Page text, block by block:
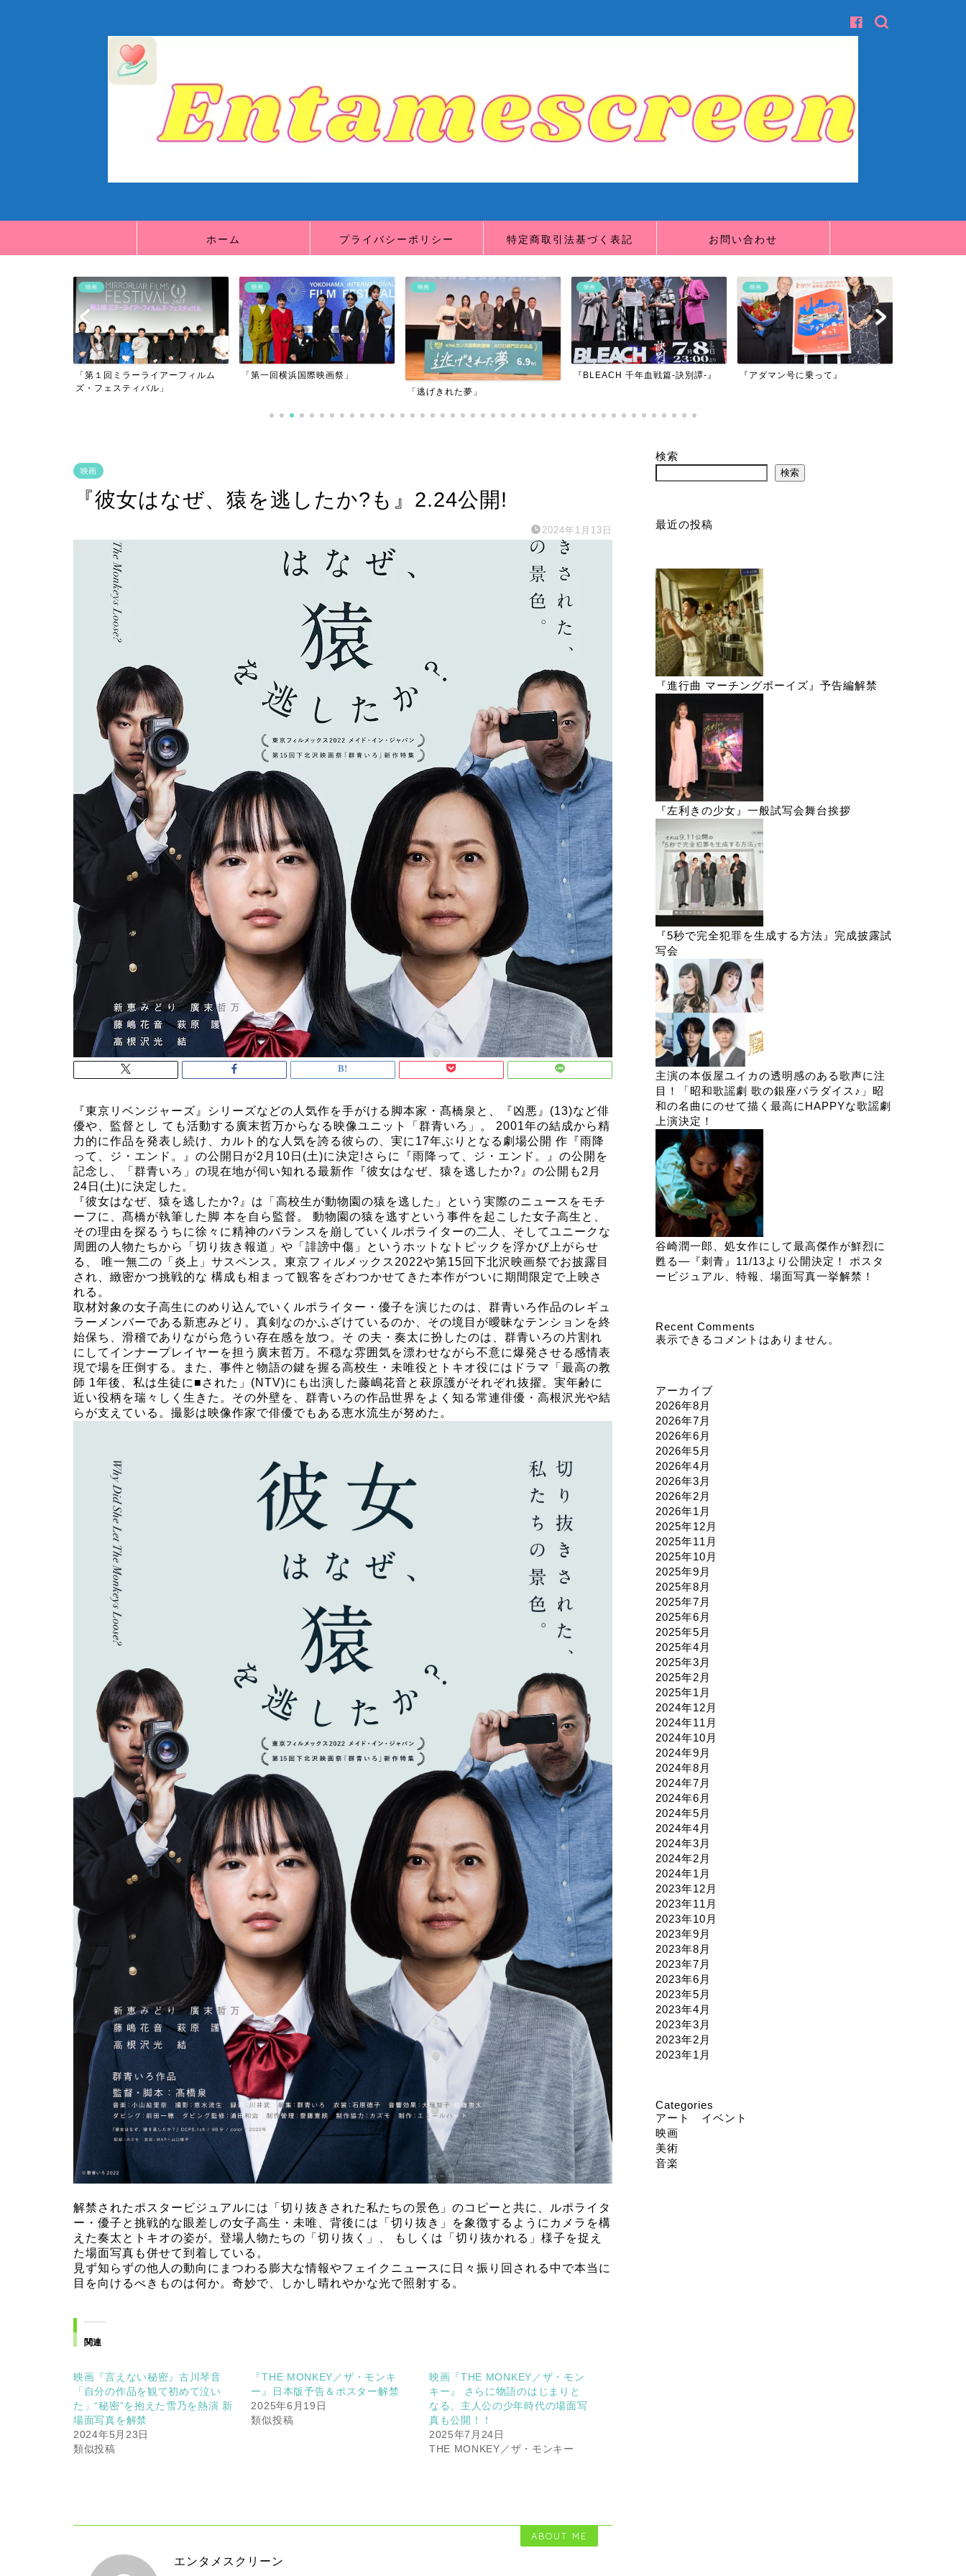
ホーム プライバシーポリシー 特定商取引法基づく表記 お問い合わせ
映画
「第一回横浜国際映画祭」
映画 映画
『BLEACH 千年血戦篇-訣別譚-』
映画
『アダマン号に乗って』
映画
『バイオハザード：デスアイラン
映画
『彼女はなぜ、猿を逃したか?も』2.24公開!
2024年1月13日
『東京リベンジャーズ』シリーズなどの人気作を手がける脚本家・髙橋泉と、『凶悪』(13)など俳
優や、監督とし ても活動する廣末哲万からなる映像ユニット「群⻘いろ」。 2001年の結成から精
力的に作品を発表し続け、カルト的な人気を誇る彼らの、実に17年ぶりとなる劇場公開 作『雨降
って、ジ・エンド。』の公開日が2月10日(土)に決定!さらに『雨降って、ジ・エンド。』の公開を
記念し、「群⻘いろ」の現在地が伺い知れる最新作『彼女はなぜ、猿を逃したか?』の公開も2月
24日(土)に決定した。
『彼女はなぜ、猿を逃したか?』は「高校生が動物園の猿を逃した」という実際のニュースをモチ
ーフに、髙橋が執筆した脚 本を自ら監督。 動物園の猿を逃すという事件を起こした女子高生と、
その理由を探るうちに徐々に精神のバランスを崩していくルポライターの二人、そしてユニークな
周囲の人物たちから「切り抜き報道」や「誹謗中傷」というホットなトピックを浮かび上がらせ
る、 唯一無二の「炎上」サスペンス。東京フィルメックス2022や第15回下北沢映画祭でお披露目
され、緻密かつ挑戦的な 構成も相まって観客をざわつかせてきた本作がついに期間限定で上映さ
れる。
取材対象の女子高生にのめり込んでいくルポライター・優子を演じたのは、群⻘いろ作品のレギュ
ラーメンバーである新恵みどり。真剣なのかふざけているのか、その境目が曖昧なテンションを終
始保ち、滑稽でありながら危うい存在感を放つ。そ の夫・奏太に扮したのは、群⻘いろの片割れ
にしてインナープレイヤーを担う廣末哲万。不穏な雰囲気を漂わせながら不意に爆発させる感情表
現で場を圧倒する。また、事件と物語の鍵を握る高校生・未唯役とトキオ役にはドラマ「最高の教
師 1年後、私は生徒に■された」(NTV)にも出演した藤嶋花音と萩原護がそれぞれ抜擢。実年齢に
近い役柄を瑞々しく生きた。その外壁を、群⻘いろの作品世界をよく知る常連俳優・高根沢光や結
らが支えている。撮影は映像作家で俳優でもある恵水流生が努めた。
解禁されたポスタービジュアルには「切り抜きされた私たちの景色」のコピーと共に、ルポライタ
ー・優子と挑戦的な眼差しの女子高生・未唯、背後には「切り抜き」を象徴するようにカメラを構
えた奏太とトキオの姿が。登場人物たちの「切り抜く」、 もしくは「切り抜かれる」様子を捉え
た場面写真も併せて到着している。
見ず知らずの他人の動向にまつわる膨大な情報やフェイクニュースに日々振り回される中で本当に
目を向けるべきものは何か。奇妙で、しかし晴れやかな光で照射する。
関連
映画『言えない秘密』古川琴音
「自分の作品を観て初めて泣い
た」“秘密”を抱えた雪乃を熱演 新
場面写真を解禁
2024年5月23日
類似投稿
『THE MONKEY／ザ・モンキ
ー』日本版予告＆ポスター解禁
2025年6月19日
類似投稿
映画『THE MONKEY／ザ・モン
キー』 さらに物語のはじまりと
なる、主人公の少年時代の場面写
真も公開！！
2025年7月24日
THE MONKEY／ザ・モンキー
ABOUT ME
エンタメスクリーン
検索
検索
最近の投稿
『進行曲 マーチングボーイズ』予告編解禁
『左利きの少女』一般試写会舞台挨拶
『5秒で完全犯罪を生成する方法』完成披露試
写会
主演の本仮屋ユイカの透明感のある歌声に注
目！「昭和歌謡劇 歌の銀座パラダイス♪」昭
和の名曲にのせて描く最高にHAPPYな歌謡劇
上演決定！
谷崎潤一郎、処女作にして最高傑作が鮮烈に
甦る―『刺青』11/13より公開決定！ ポスタ
ービジュアル、特報、場面写真一挙解禁！
Recent Comments
表示できるコメントはありません。
アーカイブ
2026年8月
2026年7月
2026年6月
2026年5月
2026年4月
2026年3月
2026年2月
2026年1月
2025年12月
2025年11月
2025年10月
2025年9月
2025年8月
2025年7月
2025年6月
2025年5月
2025年4月
2025年3月
2025年2月
2025年1月
2024年12月
2024年11月
2024年10月
2024年9月
2024年8月
2024年7月
2024年6月
2024年5月
2024年4月
2024年3月
2024年2月
2024年1月
2023年12月
2023年11月
2023年10月
2023年9月
2023年8月
2023年7月
2023年6月
2023年5月
2023年4月
2023年3月
2023年2月
2023年1月
Categories
アート イベント
映画
美術
音楽